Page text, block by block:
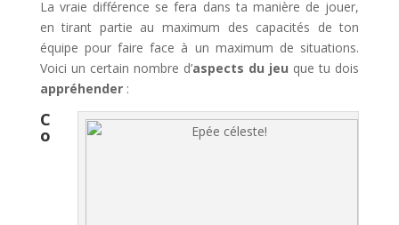
La vraie différence se fera dans ta manière de jouer,
en tirant partie au maximum des capacités de ton
équipe pour faire face à un maximum de situations.
Voici un certain nombre d’aspects du jeu que tu dois
appréhender:
C
o